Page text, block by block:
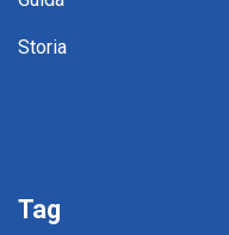
Storia
Tag